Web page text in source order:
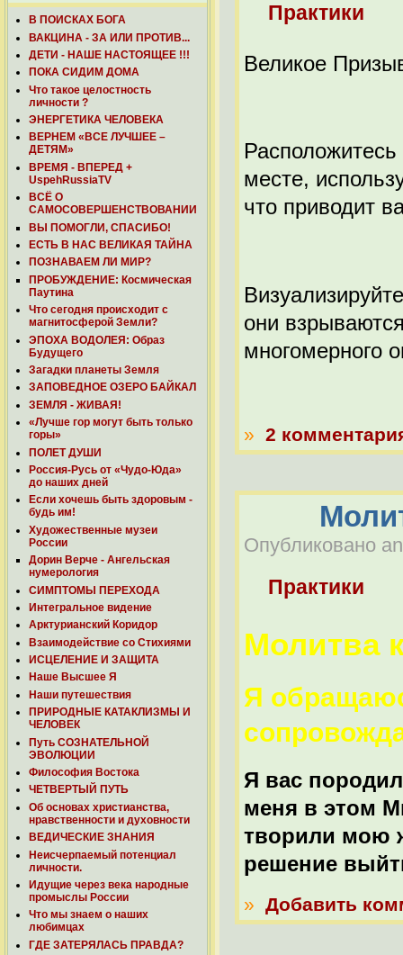
В ПОИСКАХ БОГА
ВАКЦИНА - ЗА ИЛИ ПРОТИВ...
ДЕТИ - НАШЕ НАСТОЯЩЕЕ !!!
ПОКА СИДИМ ДОМА
Что такое целостность
личности ?
ЭНЕРГЕТИКА ЧЕЛОВЕКА
ВЕРНЕМ «ВСЕ ЛУЧШЕЕ –
ДЕТЯМ»
ВРЕМЯ - ВПЕРЕД +
UspehRussiaTV
ВСЁ О
САМОСОВЕРШЕНСТВОВАНИИ
ВЫ ПОМОГЛИ, СПАСИБО!
ЕСТЬ В НАС ВЕЛИКАЯ ТАЙНА
ПОЗНАВАЕМ ЛИ МИР?
ПРОБУЖДЕНИЕ: Космическая
Паутина
Что сегодня происходит с
магнитосферой Земли?
ЭПОХА ВОДОЛЕЯ: Образ
Будущего
Загадки планеты Земля
ЗАПОВЕДНОЕ ОЗЕРО БАЙКАЛ
ЗЕМЛЯ - ЖИВАЯ!
«Лучше гор могут быть только
горы»
ПОЛЕТ ДУШИ
Россия-Русь от «Чудо-Юда»
до наших дней
Если хочешь быть здоровым -
будь им!
Художественные музеи
России
Дорин Верче - Ангельская
нумерология
СИМПТОМЫ ПЕРЕХОДА
Интегральное видение
Арктурианский Коридор
Взаимодействие со Стихиями
ИСЦЕЛЕНИЕ И ЗАЩИТА
Наше Высшее Я
Наши путешествия
ПРИРОДНЫЕ КАТАКЛИЗМЫ И
ЧЕЛОВЕК
Путь СОЗНАТЕЛЬНОЙ
ЭВОЛЮЦИИ
Философия Востока
ЧЕТВЕРТЫЙ ПУТЬ
Об основах христианства,
нравственности и духовности
ВЕДИЧЕСКИЕ ЗНАНИЯ
Неисчерпаемый потенциал
личности.
Идущие через века народные
промыслы России
Что мы знаем о наших
любимцах
ГДЕ ЗАТЕРЯЛАСЬ ПРАВДА?
Практики
Великое
месте,
что приводит
они
многомерного
» 2
Опубликовано
Практики
Молитва
Я
Я вас
меня в этом
творили мою
решение
» Добавить